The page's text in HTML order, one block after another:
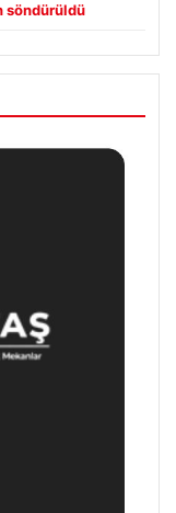
söndürüldü